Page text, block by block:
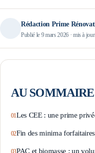
Rédaction Prime
Publié le 9 mars 2026· mis à
AU SOMMAIRE
Les CEE : une prime
Fin des minima
PAC et biomasse : un